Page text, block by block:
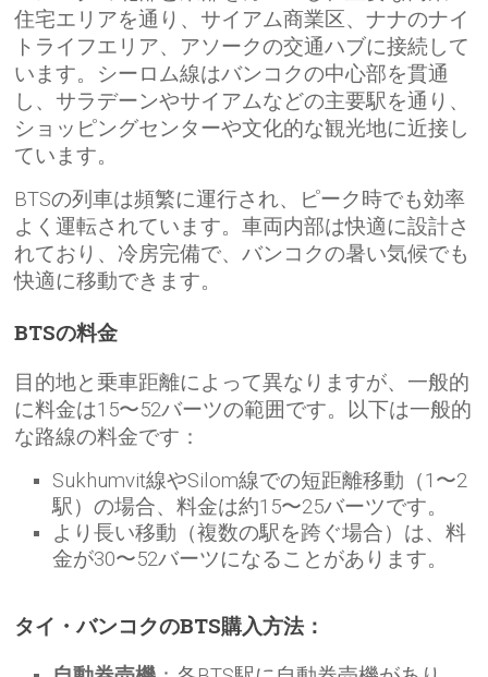
住宅エリアを通り、サイアム商業区、ナナのナイ
トライフエリア、アソークの交通ハブに接続して
います。シーロム線はバンコクの中心部を貫通
し、サラデーンやサイアムなどの主要駅を通り、
ショッピングセンターや文化的な観光地に近接し
ています。
BTSの列車は頻繁に運行され、ピーク時でも効率
よく運転されています。車両内部は快適に設計さ
れており、冷房完備で、バンコクの暑い気候でも
快適に移動できます。
BTSの料金
目的地と乗車距離によって異なりますが、一般的
に料金は15〜52バーツの範囲です。以下は一般的
な路線の料金です：
Sukhumvit線やSilom線での短距離移動（1〜2
駅）の場合、料金は約15〜25バーツです。
より長い移動（複数の駅を跨ぐ場合）は、料
金が30〜52バーツになることがあります。
タイ・バンコクのBTS購入方法：